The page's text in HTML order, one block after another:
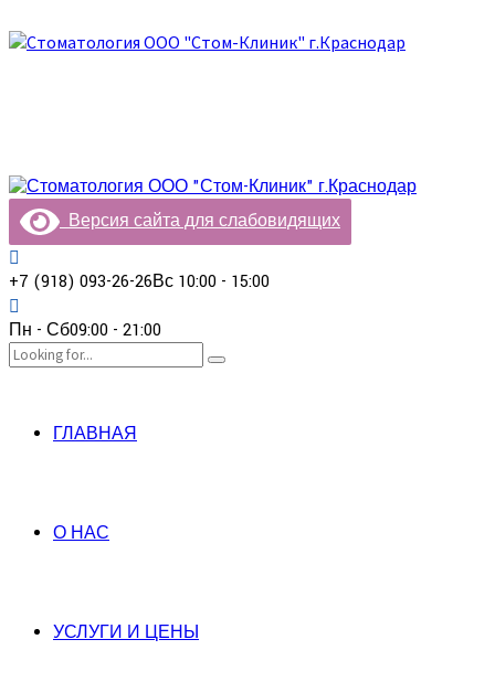
Версия сайта для слабовидящих
+7 (918) 093-26-26Вс 10:00 - 15:00
Пн - Сб09:00 - 21:00
ГЛАВНАЯ
О НАС
УСЛУГИ И ЦЕНЫ